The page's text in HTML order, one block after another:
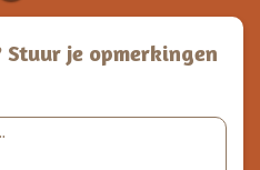
je opmerkingen